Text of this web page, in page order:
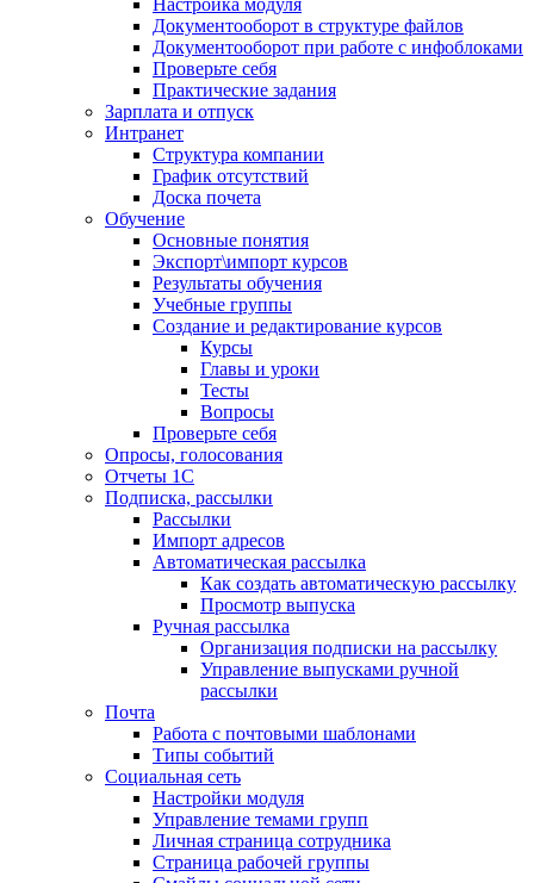
Настройка модуля
Документооборот в структуре файлов
Документооборот при работе с инфоблоками
Проверьте себя
Практические задания
Зарплата и отпуск
Интранет
Структура компании
График отсутствий
Доска почета
Обучение
Основные понятия
Экспорт\импорт курсов
Результаты обучения
Учебные группы
Создание и редактирование курсов
Курсы
Главы и уроки
Тесты
Вопросы
Проверьте себя
Опросы, голосования
Отчеты 1С
Подписка, рассылки
Рассылки
Импорт адресов
Автоматическая рассылка
Как создать автоматическую рассылку
Просмотр выпуска
Ручная рассылка
Организация подписки на рассылку
Управление выпусками ручной
рассылки
Почта
Работа с почтовыми шаблонами
Типы событий
Социальная сеть
Настройки модуля
Управление темами групп
Личная страница сотрудника
Страница рабочей группы